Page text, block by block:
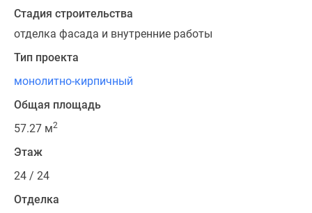
Стадия строительства
отделка фасада и внутренние работы
Тип проекта
монолитно-кирпичный
Общая площадь
57.27 м2
Этаж
24 / 24
Отделка